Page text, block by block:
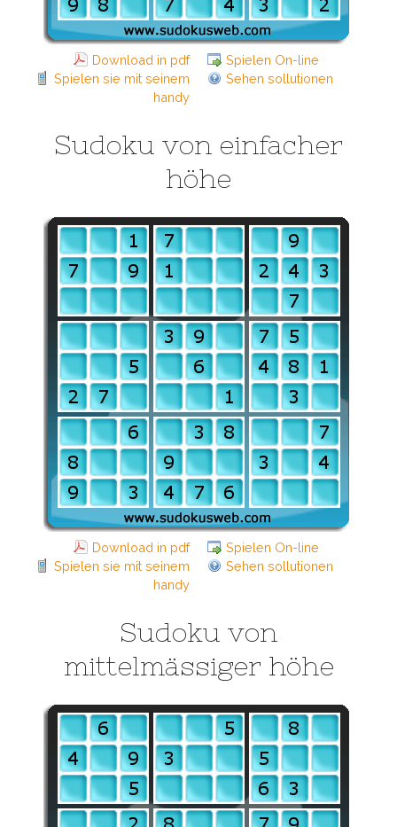
Download in pdf
Spielen On-line
Spielen sie mit seinem
handy
Sehen sollutionen
Sudoku von einfacher
höhe
Download in pdf
Spielen On-line
Spielen sie mit seinem
handy
Sehen sollutionen
Sudoku von
mittelmässiger höhe